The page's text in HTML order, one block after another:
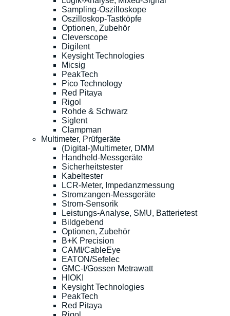
Sampling-Oszilloskope
Oszilloskop-Tastköpfe
Optionen, Zubehör
Cleverscope
Digilent
Keysight Technologies
Micsig
PeakTech
Pico Technology
Red Pitaya
Rigol
Rohde & Schwarz
Siglent
Clampman
Multimeter, Prüfgeräte
(Digital-)Multimeter, DMM
Handheld-Messgeräte
Sicherheitstester
Kabeltester
LCR-Meter, Impedanzmessung
Stromzangen-Messgeräte
Strom-Sensorik
Leistungs-Analyse, SMU, Batterietest
Bildgebend
Optionen, Zubehör
B+K Precision
CAMI/CableEye
EATON/Sefelec
GMC-I/Gossen Metrawatt
HIOKI
Keysight Technologies
PeakTech
Red Pitaya